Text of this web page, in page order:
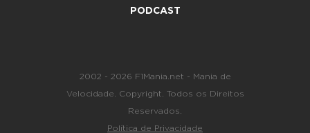
PODCAST
2002 - 2026 F1Mania.net - Mania de
Velocidade. Copyright. Todos os Direitos
Reservados.
Política de Privacidade